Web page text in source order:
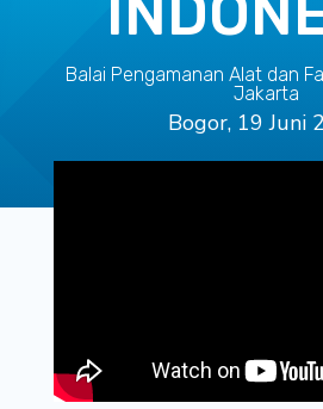
Balai Pengamanan Alat dan
Jakarta
Bogor, 19 Juni